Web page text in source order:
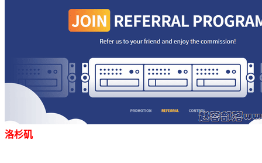
洛杉矶